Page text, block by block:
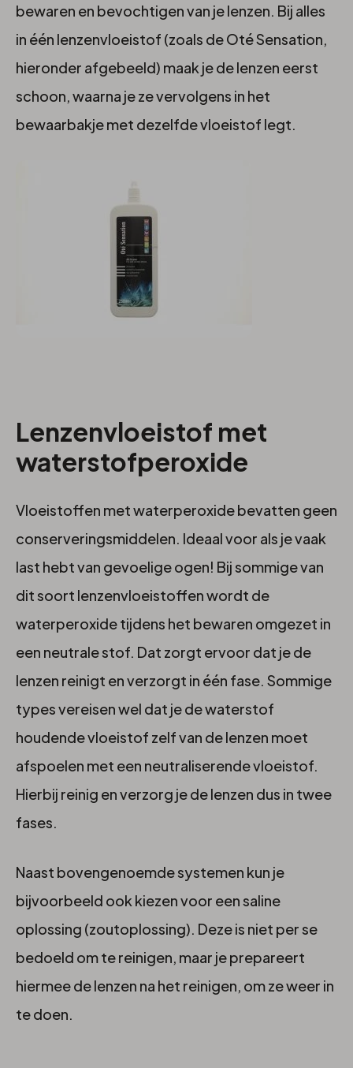
bewaren en bevochtigen van je lenzen. Bij alles
in één lenzenvloeistof (zoals de Oté Sensation,
hieronder afgebeeld) maak je de lenzen eerst
schoon, waarna je ze vervolgens in het
bewaarbakje met dezelfde vloeistof legt.
Lenzenvloeistof met
waterstofperoxide
Vloeistoffen met waterperoxide bevatten geen
conserveringsmiddelen. Ideaal voor als je vaak
last hebt van gevoelige ogen! Bij sommige van
dit soort lenzenvloeistoffen wordt de
waterperoxide tijdens het bewaren omgezet in
een neutrale stof. Dat zorgt ervoor dat je de
lenzen reinigt en verzorgt in één fase. Sommige
types vereisen wel dat je de waterstof
houdende vloeistof zelf van de lenzen moet
afspoelen met een neutraliserende vloeistof.
Hierbij reinig en verzorg je de lenzen dus in twee
fases.
Naast bovengenoemde systemen kun je
bijvoorbeeld ook kiezen voor een saline
oplossing (zoutoplossing). Deze is niet per se
bedoeld om te reinigen, maar je prepareert
hiermee de lenzen na het reinigen, om ze weer in
te doen.